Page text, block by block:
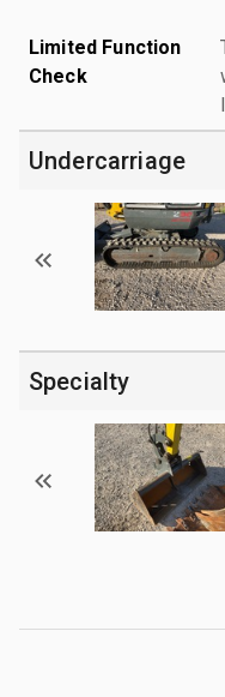
Limited Function
Check
Undercarriage
Specialty